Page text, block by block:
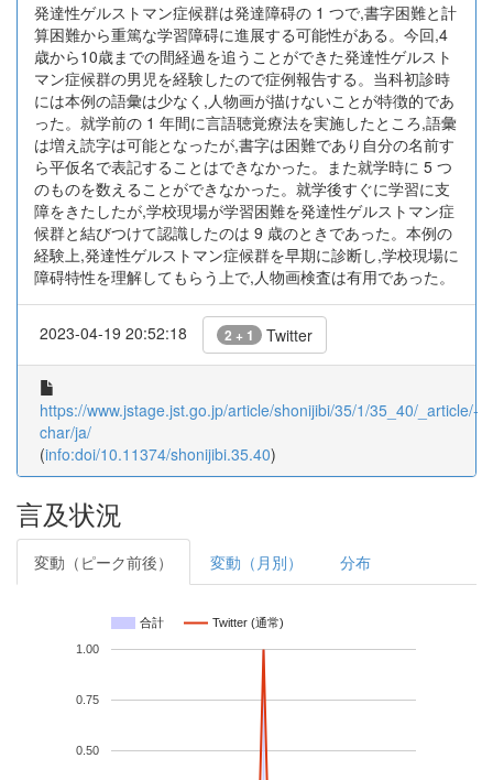
発達性ゲルストマン症候群は発達障碍の 1 つで,書字困難と計
算困難から重篤な学習障碍に進展する可能性がある。今回,4
歳から10歳までの間経過を追うことができた発達性ゲルスト
マン症候群の男児を経験したので症例報告する。当科初診時
には本例の語彙は少なく,人物画が描けないことが特徴的であ
った。就学前の 1 年間に言語聴覚療法を実施したところ,語彙
は増え読字は可能となったが,書字は困難であり自分の名前す
ら平仮名で表記することはできなかった。また就学時に 5 つ
のものを数えることができなかった。就学後すぐに学習に支
障をきたしたが,学校現場が学習困難を発達性ゲルストマン症
候群と結びつけて認識したのは 9 歳のときであった。本例の
経験上,発達性ゲルストマン症候群を早期に診断し,学校現場に
障碍特性を理解してもらう上で,人物画検査は有用であった。
2023-04-19 20:52:18 2 + 1 Twitter
https://www.jstage.jst.go.jp/article/shonijibi/35/1/35_40/_article/-
char/ja/
(info:doi/10.11374/shonijibi.35.40)
言及状況
変動（ピーク前後） 変動（月別） 分布
合計 Twitter (通常)
0.50
0.75
1.00